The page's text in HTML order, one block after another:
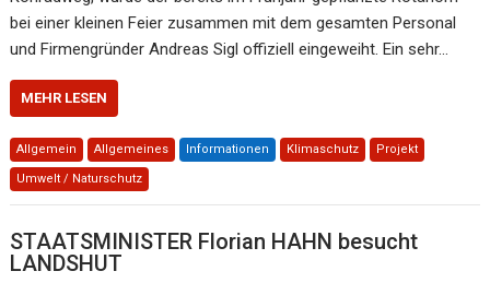
bei einer kleinen Feier zusammen mit dem gesamten Personal
und Firmengründer Andreas Sigl offiziell eingeweiht. Ein sehr…
MEHR LESEN
Allgemein Allgemeines Informationen Klimaschutz Projekt
Umwelt / Naturschutz
STAATSMINISTER Florian HAHN besucht
LANDSHUT